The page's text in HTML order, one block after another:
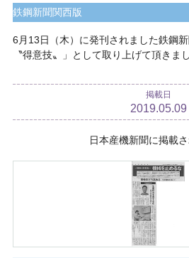
鉄鋼新聞関西版
6月13日（木）に発刊されました鉄鋼
〝得意技〟」として取り上げて頂きまし
掲載日
2019.05.09
日本産機新聞に掲載